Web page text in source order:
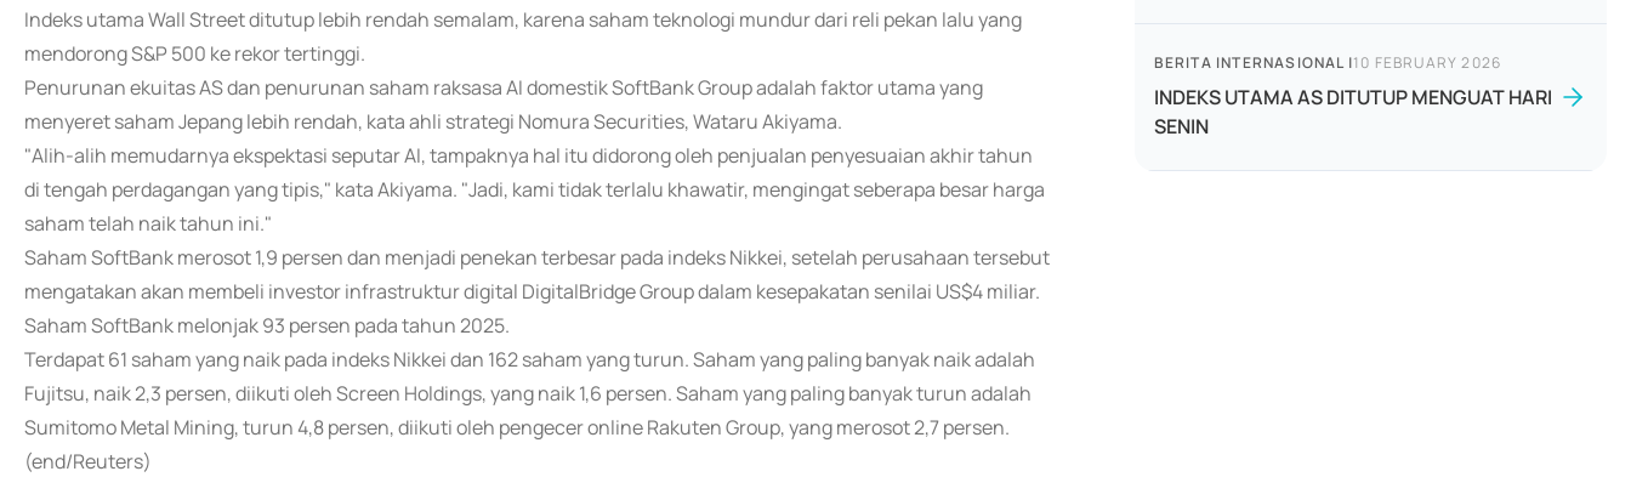
Indeks utama Wall Street ditutup lebih rendah semalam, karena saham teknologi mundur dari reli pekan lalu yang
mendorong S&P 500 ke rekor tertinggi.
Penurunan ekuitas AS dan penurunan saham raksasa AI domestik SoftBank Group adalah faktor utama yang
menyeret saham Jepang lebih rendah, kata ahli strategi Nomura Securities, Wataru Akiyama.
"Alih-alih memudarnya ekspektasi seputar AI, tampaknya hal itu didorong oleh penjualan penyesuaian akhir tahun
di tengah perdagangan yang tipis," kata Akiyama. "Jadi, kami tidak terlalu khawatir, mengingat seberapa besar harga
saham telah naik tahun ini."
Saham SoftBank merosot 1,9 persen dan menjadi penekan terbesar pada indeks Nikkei, setelah perusahaan tersebut
mengatakan akan membeli investor infrastruktur digital DigitalBridge Group dalam kesepakatan senilai US$4 miliar.
Saham SoftBank melonjak 93 persen pada tahun 2025.
Terdapat 61 saham yang naik pada indeks Nikkei dan 162 saham yang turun. Saham yang paling banyak naik adalah
Fujitsu, naik 2,3 persen, diikuti oleh Screen Holdings, yang naik 1,6 persen. Saham yang paling banyak turun adalah
Sumitomo Metal Mining, turun 4,8 persen, diikuti oleh pengecer online Rakuten Group, yang merosot 2,7 persen.
(end/Reuters)
BERITA INTERNASIONAL |10 FEBRUARY 2026
INDEKS UTAMA AS DITUTUP MENGUAT HARI
SENIN